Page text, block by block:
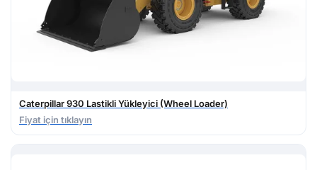
Caterpillar 930 Lastikli Yükleyici (Wheel Loader)
Fiyat için tıklayın